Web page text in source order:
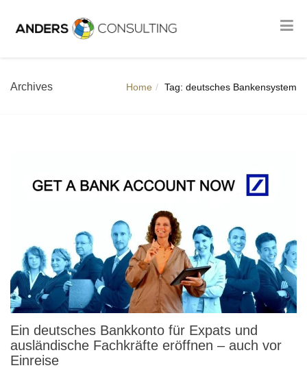
Archives Home Tag: deutsches Bankensystem
Ein deutsches Bankkonto für Expats und
ausländische Fachkräfte eröffnen – auch vor
Einreise